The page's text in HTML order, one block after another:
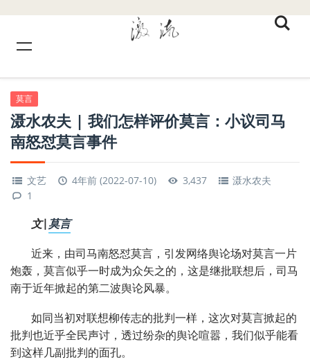
莫言
滠水农夫 | 我们怎样评价莫言：小议司马
南怒怼莫言事件
文艺 4年前 (2022-07-10) 3,437
滠水农夫
1
文|莫言
近来，由司马南怒怼莫言，引发网络舆论场对莫言一片
炮轰，莫言似乎一时成为众矢之的，这是继批联想后，司马
南于近年掀起的第二波舆论风暴。
如同当初对联想柳传志的批判一样，这次对莫言掀起的
批判也近乎全民声讨，透过纷杂的舆论喧嚣，我们似乎能看
到这样几副批判的面孔。